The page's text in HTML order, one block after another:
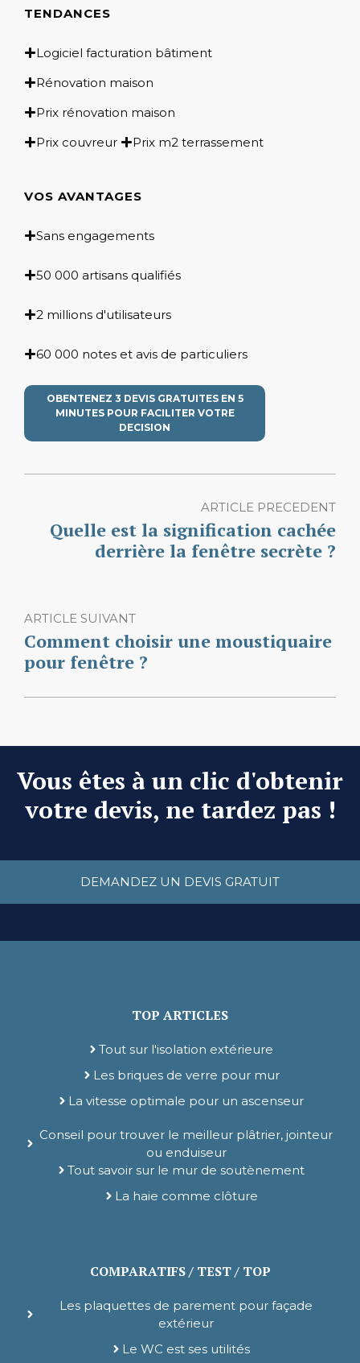
TENDANCES
Logiciel facturation bâtiment
Rénovation maison
Prix rénovation maison
Prix couvreur
Prix m2 terrassement
VOS AVANTAGES
Sans engagements
50 000 artisans qualifiés
2 millions d'utilisateurs
60 000 notes et avis de particuliers
OBENTENEZ 3 DEVIS GRATUITES EN 5
MINUTES POUR FACILITER VOTRE
DECISION
ARTICLE PRECEDENT
Quelle est la signification cachée
derrière la fenêtre secrète ?
ARTICLE SUIVANT
Comment choisir une moustiquaire
pour fenêtre ?
Vous êtes à un clic d'obtenir
votre devis, ne tardez pas !
DEMANDEZ UN DEVIS GRATUIT
TOP ARTICLES
Tout sur l'isolation extérieure
Les briques de verre pour mur
La vitesse optimale pour un ascenseur
Conseil pour trouver le meilleur plâtrier, jointeur
ou enduiseur
Tout savoir sur le mur de soutènement
La haie comme clôture
COMPARATIFS / TEST / TOP
Les plaquettes de parement pour façade
extérieur
Le WC est ses utilités